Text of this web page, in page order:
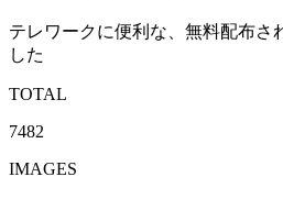
テレワークに便利な、無料配布さ
した
TOTAL
7482
IMAGES